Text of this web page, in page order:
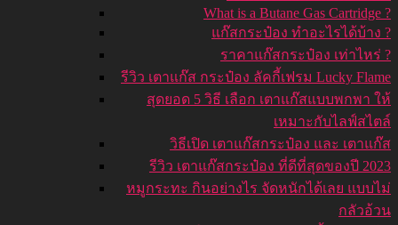
What is a Butane Gas Cartridge ?
แก๊สกระป๋อง ทำอะไรได้บ้าง ?
ราคาแก๊สกระป๋อง เท่าไหร่ ?
รีวิว เตาแก๊ส กระป๋อง ลัคกี้เฟรม Lucky Flame
สุดยอด 5 วิธี เลือก เตาแก๊สแบบพกพา ให้
เหมาะกับไลฟ์สไตล์
วิธีเปิด เตาแก๊สกระป๋อง และ เตาแก๊ส
รีวิว เตาแก๊สกระป๋อง ที่ดีที่สุดของปี 2023
หมูกระทะ กินอย่างไร จัดหนักได้เลย แบบไม่
กลัวอ้วน